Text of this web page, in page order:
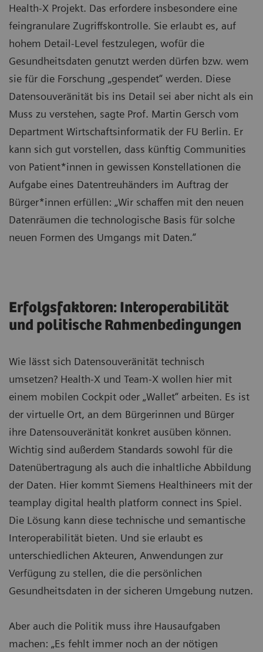
Health-X Projekt. Das erfordere insbesondere eine
feingranulare Zugriffskontrolle. Sie erlaubt es, auf
hohem Detail-Level festzulegen, wofür die
Gesundheitsdaten genutzt werden dürfen bzw. wem
sie für die Forschung „gespendet“ werden. Diese
Datensouveränität bis ins Detail sei aber nicht als ein
Muss zu verstehen, sagte Prof. Martin Gersch vom
Department Wirtschaftsinformatik der FU Berlin. Er
kann sich gut vorstellen, dass künftig Communities
von Patient*innen in gewissen Konstellationen die
Aufgabe eines Datentreuhänders im Auftrag der
Bürger*innen erfüllen: „Wir schaffen mit den neuen
Datenräumen die technologische Basis für solche
neuen Formen des Umgangs mit Daten.“
Erfolgsfaktoren: Interoperabilität
und politische Rahmenbedingungen
Wie lässt sich Datensouveränität technisch
umsetzen? Health-X und Team-X wollen hier mit
einem mobilen Cockpit oder „Wallet“ arbeiten. Es ist
der virtuelle Ort, an dem Bürgerinnen und Bürger
ihre Datensouveränität konkret ausüben können.
Wichtig sind außerdem Standards sowohl für die
Datenübertragung als auch die inhaltliche Abbildung
der Daten. Hier kommt Siemens Healthineers mit der
teamplay digital health platform connect ins Spiel.
Die Lösung kann diese technische und semantische
Interoperabilität bieten. Und sie erlaubt es
unterschiedlichen Akteuren, Anwendungen zur
Verfügung zu stellen, die die persönlichen
Gesundheitsdaten in der sicheren Umgebung nutzen.
Aber auch die Politik muss ihre Hausaufgaben
machen: „Es fehlt immer noch an der nötigen